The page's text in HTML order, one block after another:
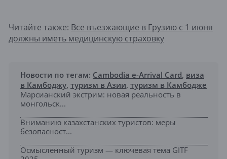
Читайте также: Все въезжающие в Грузию с 1 июня
должны иметь медицинскую страховку
Новости по тегам: Cambodia e-Arrival Card, виза
в Камбоджу, туризм в Азии, туризм в Камбодже
Марсианский экстрим: новая реальность в
монгольск...
Вниманию казахстанских туристов: меры
безопасност...
Осмысленный туризм — ключевая тема GITF